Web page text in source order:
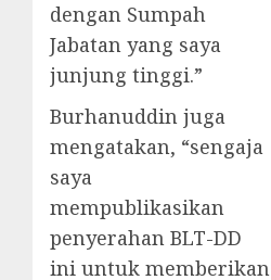
dengan Sumpah
Jabatan yang saya
junjung tinggi.”
Burhanuddin juga
mengatakan, “sengaja
saya
mempublikasikan
penyerahan BLT-DD
ini untuk memberikan